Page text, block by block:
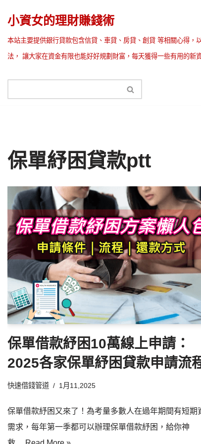
Skip
to
content
小資女的理財賺錢術
本站主要提供銀行貸款包含信貸、車貸、房貸、創貸 等相關心得
法， 讓大家在資金有限也能好好規劃財富，每天獲得一些有用的新
保單紓困貸款ptt
保單借款紓困10萬線上申請：
2025各家保單紓困貸款申請流
快速借錢管道 1月11,2025
保單借款紓困又來了！為考量多數人在過年期間有短期
需求，每年第一季都可以辦理保單借款紓困，給你神